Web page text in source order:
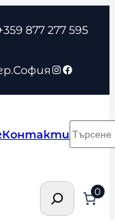
877 277 595
Instagram
Facebook
Контакти
Търсене 0